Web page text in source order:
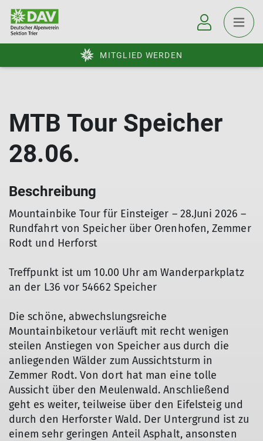
MITGLIED WERDEN
MTB Tour Speicher
28.06.
Beschreibung
Mountainbike Tour für Einsteiger – 28.Juni 2026 –
Rundfahrt von Speicher über Orenhofen, Zemmer
Rodt und Herforst
Treffpunkt ist um 10.00 Uhr am Wanderparkplatz
an der L36 vor 54662 Speicher
Die schöne, abwechslungsreiche
Mountainbiketour verläuft mit recht wenigen
steilen Anstiegen von Speicher aus durch die
anliegenden Wälder zum Aussichtsturm in
Zemmer Rodt. Von dort hat man eine tolle
Aussicht über den Meulenwald. Anschließend
geht es weiter, teilweise über den Eifelsteig und
durch den Herforster Wald. Der Untergrund ist zu
einem sehr geringen Anteil Asphalt, ansonsten